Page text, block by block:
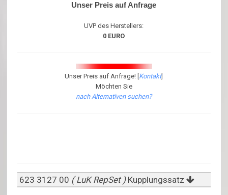
Unser Preis auf Anfrage
UVP des Herstellers:
0 EURO
Unser Preis auf Anfrage! [ Kontakt]
Möchten Sie
nach Alternativen suchen?
623 3127 00 ( LuK RepSet ) Kupplungssatz